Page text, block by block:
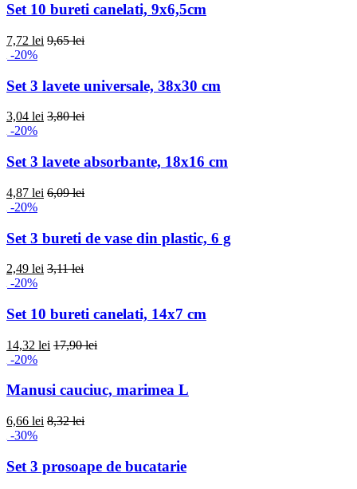
Set 10 bureti canelati, 9x6,5cm
7,72 lei 9,65 lei
-20%
Set 3 lavete universale, 38x30 cm
3,04 lei 3,80 lei
-20%
Set 3 lavete absorbante, 18x16 cm
4,87 lei 6,09 lei
-20%
Set 3 bureti de vase din plastic, 6 g
2,49 lei 3,11 lei
-20%
Set 10 bureti canelati, 14x7 cm
14,32 lei 17,90 lei
-20%
Manusi cauciuc, marimea L
6,66 lei 8,32 lei
-30%
Set 3 prosoape de bucatarie